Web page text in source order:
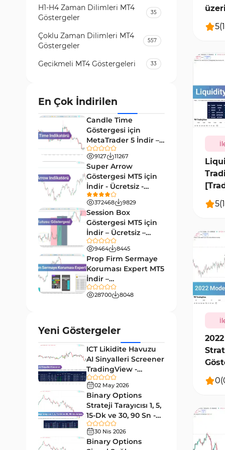
5(1
5(1
0(
H1-H4 Zaman Dilimleri MT4
Göstergeler
35
Çoklu Zaman Dilimleri MT4
Göstergeler
557
Gecikmeli MT4 Göstergeleri 33
Kripto MT4 Göstergeleri
Vadeli İşlem Piyasası MT4
Göstergeleri
Emtia Piyasası MT4
Göstergeleri
MetaTrader 4 için Volume
Profile Göstergeleri
2
KillZones MT4 Göstergeleri
Elliott Dalga Teorisi MT4
Göstergeleri
9
Giriş ve Çıkış MT4 Göstergeleri
Grafik ve Klasik MT4
Göstergeleri
48
Momentum MT4 Göstergeleri
Göstergeleri
Forward Piyasası MT4
Göstergeleri
Döngüler MT4 Göstergeleri
Arz ve Talep MT4 Göstergeleri
Kırılma MT4 Göstergeleri 95
Likidite MT4 Göstergeleri
En Çok İndirilen
Candle Time
Göstergesi için
MetaTrader 5 İndir –
[TradingFinder]
9127 11267
Super Arrow
Göstergesi MT5 için
İndir - Ücretsiz -
[Trading Finder]
372468 9829
Session Box
Göstergesi MT5 için
İndir – Ücretsiz –
TradingFinder
9464 8445
Prop Firm Sermaye
Koruması Expert MT5
İndir –
[TradingFinder]
28700 8048
Yeni Göstergeler
ICT Likidite Havuzu
AI Sinyalleri Screener
TradingView -
[TradingFinder]
Ücretsiz
02 May 2026
Binary Options
Strateji Tarayıcısı 1, 5,
15-Dk ve 30, 90 Sn -
[TradingFinder]
30 Nis 2026
Binary Options